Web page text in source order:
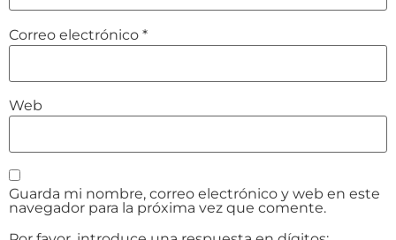
Correo electrónico *
Web
Guarda mi nombre, correo electrónico y web en este
navegador para la próxima vez que comente.